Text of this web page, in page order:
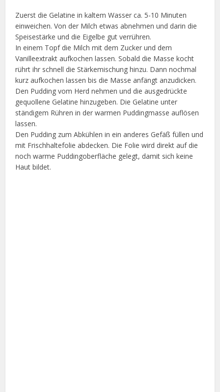
Zuerst die Gelatine in kaltem Wasser ca. 5-10 Minuten
einweichen. Von der Milch etwas abnehmen und darin die
Speisestärke und die Eigelbe gut verrühren.
In einem Topf die Milch mit dem Zucker und dem
Vanilleextrakt aufkochen lassen. Sobald die Masse kocht
rührt ihr schnell die Stärkemischung hinzu. Dann nochmal
kurz aufkochen lassen bis die Masse anfängt anzudicken.
Den Pudding vom Herd nehmen und die ausgedrückte
gequollene Gelatine hinzugeben. Die Gelatine unter
ständigem Rühren in der warmen Puddingmasse auflösen
lassen.
Den Pudding zum Abkühlen in ein anderes Gefäß füllen und
mit Frischhaltefolie abdecken. Die Folie wird direkt auf die
noch warme Puddingoberfläche gelegt, damit sich keine
Haut bildet.